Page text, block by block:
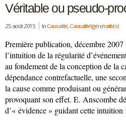
Véritable ou pseudo-
25 août 2015 In Causalité, Causalité (généralités)
Première publication, décembre
l’intuition de la régularité
au fondement de la conception de la
dépendance contrefactuelle, une
la cause comme produisant ou
provoquant son effet. E. Anscombe
d’« évidence » guidant cette